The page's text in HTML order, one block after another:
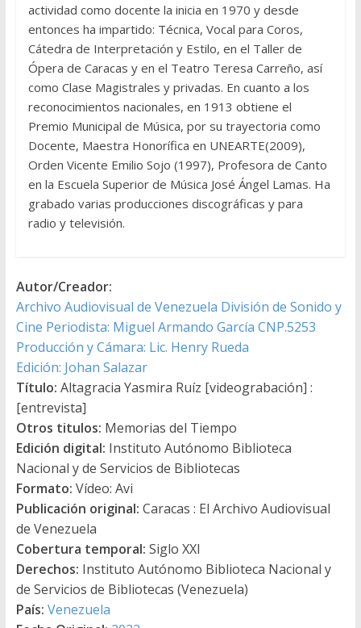
actividad como docente la inicia en 1970 y desde
entonces ha impartido: Técnica, Vocal para Coros,
Cátedra de Interpretación y Estilo, en el Taller de
Ópera de Caracas y en el Teatro Teresa Carreño, así
como Clase Magistrales y privadas. En cuanto a los
reconocimientos nacionales, en 1913 obtiene el
Premio Municipal de Música, por su trayectoria como
Docente, Maestra Honorífica en UNEARTE(2009),
Orden Vicente Emilio Sojo (1997), Profesora de Canto
en la Escuela Superior de Música José Ángel Lamas. Ha
grabado varias producciones discográficas y para
radio y televisión.
Autor/Creador:
Archivo Audiovisual de Venezuela División de Sonido y
Cine Periodista: Miguel Armando García CNP.5253
Producción y Cámara: Lic. Henry Rueda
Edición: Johan Salazar
Título: Altagracia Yasmira Ruíz [videograbación] :
[entrevista]
Otros titulos: Memorias del Tiempo
Edición digital: Instituto Autónomo Biblioteca
Nacional y de Servicios de Bibliotecas
Formato: Vídeo: Avi
Publicación original: Caracas : El Archivo Audiovisual
de Venezuela
Cobertura temporal: Siglo XXI
Derechos: Instituto Autónomo Biblioteca Nacional y
de Servicios de Bibliotecas (Venezuela)
País: Venezuela